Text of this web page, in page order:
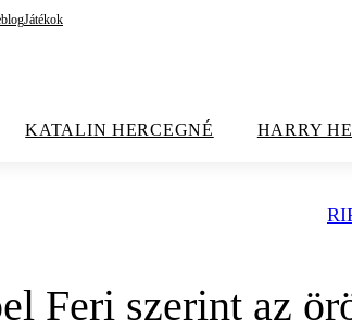
Játékok
KATALIN HERCEGNÉ HARRY
Feri szerint az